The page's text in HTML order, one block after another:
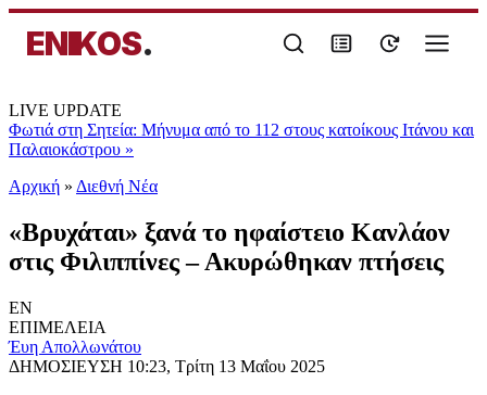
ENIKOS.
LIVE UPDATE
Φωτιά στη Σητεία: Μήνυμα από το 112 στους κατοίκους Ιτάνου και
Παλαιοκάστρου »
Αρχική » Διεθνή Νέα
«Βρυχάται» ξανά το ηφαίστειο Κανλάον
στις Φιλιππίνες – Ακυρώθηκαν πτήσεις
EN
ΕΠΙΜΕΛΕΙΑ
Έυη Απολλωνάτου
ΔΗΜΟΣΙΕΥΣΗ 10:23, Τρίτη 13 Μαΐου 2025